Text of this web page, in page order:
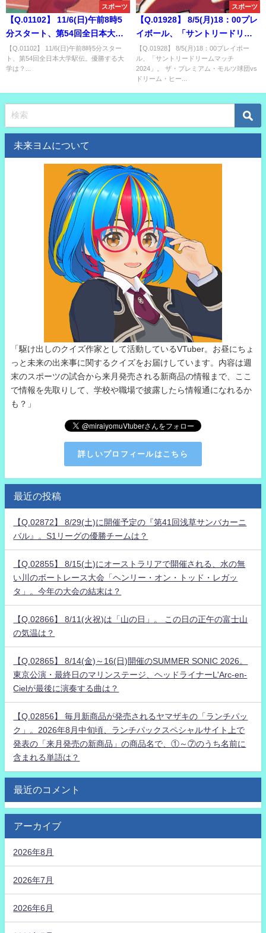
スポーツ
【Q.01102】 11/6(日)午前8時5
分スタート、第54回全日本大学
駅伝。優勝する大学は？
【Q.01102】 11/6(日)午前8時5分スター
ト、第54回全日本大学駅伝。優勝する大
学は？...
スポーツ
【Q.01928】 8/5(月)18：00プレ
イボール、「サントリードリー
ムマッチ2024」。 ザ・プレミア
ム・モルツ球団vsドリーム・ヒ
ーローズの試合結果は？
【Q.01928】 8/5(月)18：00プレイボー
ル、「サントリードリームマッチ
2024」。 ザ・プレミアム・モルツ球団vs
ドリーム・ヒー...
未来ヨムについて
「駆け出しのクイズ作家として活動しているVTuber。お昼にちょ
っと未来の出来事に関するクイズをお届けしています。内容は週
末のスポーツの試合から来月発売される新商品の情報まで、ここ
で情報を先取りして、学校や職場で披露したら情報通になれるか
も？」
詳しいプロフィールはこちら
最近の投稿
【Q.02872】 8/29(土)に開催予定の『第41回浅草サンバカーニ
バル』。S1リーグの優勝チームは？
【Q.02855】 8/15(土)にオーストラリアで開催される、水の無
い川のボートレース大会「ヘンリー・オン・トッド・レガッ
タ」。今年の大会の結末は？
【Q.02866】 8/11(火祝)は「山の日」。 この日の正午の富士山
の気温は？
【Q.02865】 8/14(金)～16(日)開催のSUMMER SONIC 2026。
東京公演・最終日のマリンステージ、ヘッドライナーL'Arc-en-
Cielが最後に演奏する曲は？
【Q.02856】 毎月新商品が発売されるヤマザキの「ランチパッ
ク」。2026年8月中旬頃、ランチパックスペシャルサイト上で
発表の「来月発売の新商品」の商品名で、①～⑦のうち名前に
含まれる単語は？
最近のコメント
アーカイブ
2026年8月
2026年7月
2026年6月